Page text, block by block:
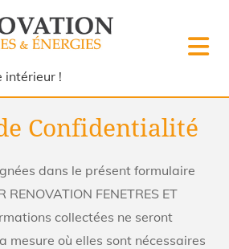
intérieur !
Confidentialité
dans le présent formulaire
FENETRES ET
collectées ne seront
mesure où elles sont nécessaires